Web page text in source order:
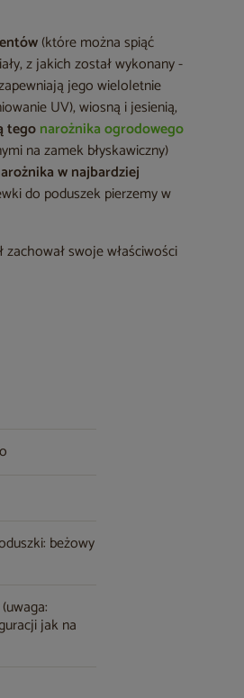
(które można spiąć
z jakich został wykonany -
jego wieloletnie
UV), wiosną i jesienią,
tegonarożnika ogrodowego
na zamek błyskawiczny)
w najbardziej
do poduszek pierzemy w
swoje właściwości
beżowy
jak na